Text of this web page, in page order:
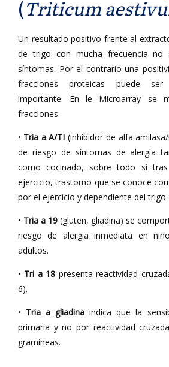
(Triticum
Un resultado positivo frente al
de trigo con mucha frecuencia no
síntomas. Por el contrario una
fracciones proteicas puede ser
importante. En le Microarray se
fracciones:
• Tria a A/TI (inhibidor de alfa
de riesgo de síntomas de alergia
como cocinado, sobre todo si
ejercicio, trastorno que se conoce
por el ejercicio y dependiente del trigo
• Tria a 19 (gluten, gliadina) se
riesgo de alergia inmediata en
adultos.
• Tri a 18 presenta reactividad
6).
• Tria a gliadina indica que la
primaria y no por reactividad
gramíneas.